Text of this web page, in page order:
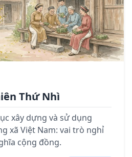
Thứ Nhì
xây dựng và sử dụng
xã Việt Nam: vai trò nghỉ
cộng đồng.